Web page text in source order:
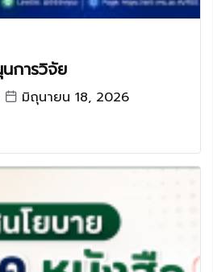
การวิจัย
มิถุนายน 18, 2026